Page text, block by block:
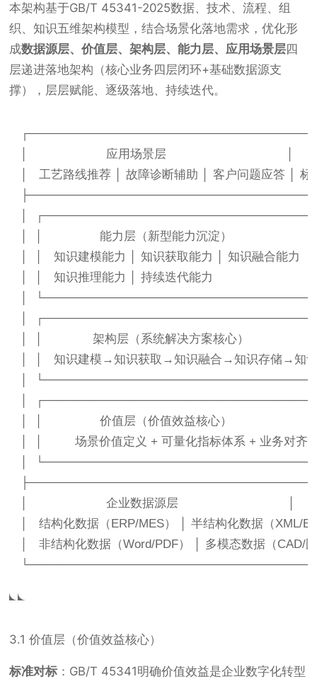
本架构基于GB/T 45341-2025数据、技术、流程、组
织、知识五维架构模型，结合场景化落地需求，优化形
成数据源层、价值层、架构层、能力层、应用场景层四
层递进落地架构（核心业务四层闭环+基础数据源支
撑），层层赋能、逐级落地、持续迭代。
│                      应用场景层                                  │
│   工艺路线推荐 │ 故障诊断辅助 │ 客户问题应答 │ 标
│
│  │                能力层（新型能力沉淀）
│  │   知识建模能力 │ 知识获取能力 │ 知识融合能力
│  │   知识推理能力 │ 持续迭代能力
│
│
│  │              架构层（系统解决方案核心）
│  │   知识建模→知识获取→知识融合→知识存储→知识
│
│
│  │                价值层（价值效益核心）
│  │         场景价值定义 + 可量化指标体系 + 业务对齐
│
│                      企业数据源层                               │
│   结构化数据（ERP/MES） │ 半结构化数据（XML/Excel
│   非结构化数据（Word/PDF） │ 多模态数据（CAD/图纸
3.1 价值层（价值效益核心）
标准对标 ：GB/T 45341明确价值效益是企业数字化转型